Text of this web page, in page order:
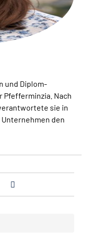
und Diplom-
Pfefferminzia. Nach
sie in
den